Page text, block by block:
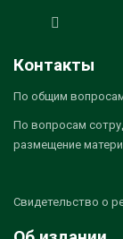
Контакты
По общим
По вопросам
размещение
Свидетельство о